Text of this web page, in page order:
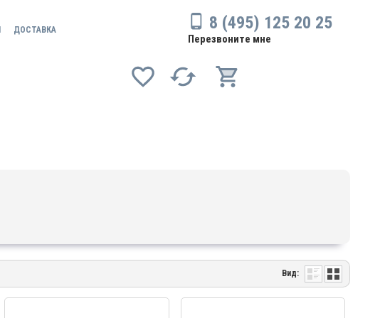
ДОСТАВКА 8 (495) 125 20 25
Перезвоните мне
Вид: